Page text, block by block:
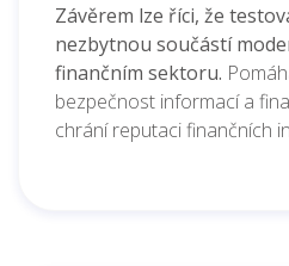
Závěrem lze říci, že
nezbytnou součástí
finančním sektoru.
bezpečnost informací a
chrání reputaci finančních